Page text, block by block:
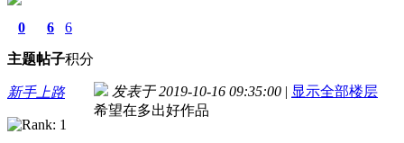
0
主题
6
帖子
6
积分
新手上路 发表于 2019-10-16 09:35:00 | 显示全部楼层
希望在多出好作品